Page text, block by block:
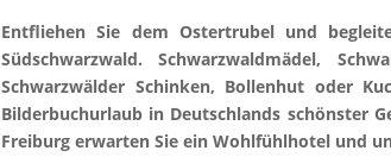
Entfliehen Sie dem Ostertrubel und
Südschwarzwald. Schwarzwaldmädel,
Schwarzwälder Schinken, Bollenhut oder
Bilderbuchurlaub in Deutschlands schönster
Freiburg erwarten Sie ein Wohlfühlhotel und